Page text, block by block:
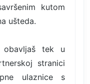
kutom
ušteda.
obavljaš tek u
stranici
ulaznice s